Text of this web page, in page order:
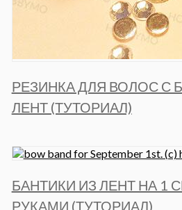
РЕЗИНКА ДЛЯ ВОЛОС С
ЛЕНТ (ТУТОРИАЛ)
БАНТИКИ ИЗ ЛЕНТ НА 1
РУКАМИ (ТУТОРИАЛ)